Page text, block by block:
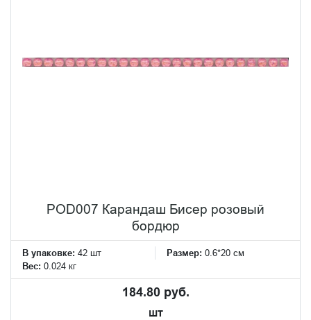
POD007 Карандаш Бисер розовый
бордюр
В упаковке: 42 шт Размер: 0.6*20 см
Вес: 0.024 кг
184.80 руб.
шт